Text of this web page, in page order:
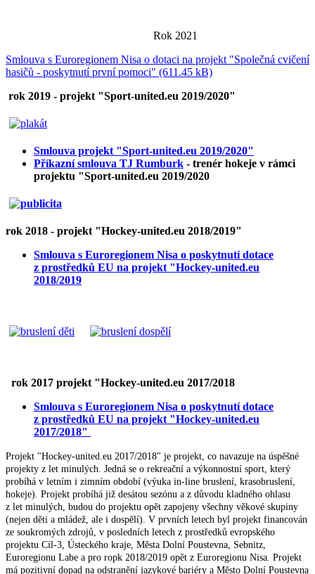
Rok 2021
Smlouva s Euroregionem Nisa o dotaci na projekt "Společná cvičení
hasičů - poskytnutí první pomoci" (611.45 kB)
rok 2019 - projekt "Sport-united.eu 2019/2020"
Smlouva projekt "Sport-united.eu 2019/2020"
Příkazní smlouva TJ Rumburk - trenér hokeje v rámci
projektu "Sport-united.eu 2019/2020
rok 2018 - projekt "Hockey-united.eu 2018/2019"
Smlouva s Euroregionem Nisa o poskytnutí dotace
z prostředků EU na projekt "Hockey-united.eu
2018/2019
rok 2017 projekt "Hockey-united.eu 2017/2018
Smlouva s Euroregionem Nisa o poskytnutí dotace
z prostředků EU na projekt "Hockey-united.eu
2017/2018"
Projekt "Hockey-united.eu 2017/2018" je projekt, co navazuje na úspěšné
projekty z let minulých. Jedná se o rekreační a výkonnostní sport, který
probíhá v letním i zimním období (výuka in-line bruslení, krasobruslení,
hokeje). Projekt probíhá již desátou sezónu a z důvodu kladného ohlasu
z let minulých, budou do projektu opět zapojeny všechny věkové skupiny
(nejen děti a mládež, ale i dospělí). V prvních letech byl projekt financován
ze soukromých zdrojů, v posledních letech z prostředků evropského
projektu Cíl-3, Ústeckého kraje, Města Dolní Poustevna, Sebnitz,
Euroregionu Labe a pro ropk 2018/2019 opět z Euroregionu Nisa. Projekt
má pozitivní dopad na odstranění jazykové bariéry a Město Dolní Poustevna